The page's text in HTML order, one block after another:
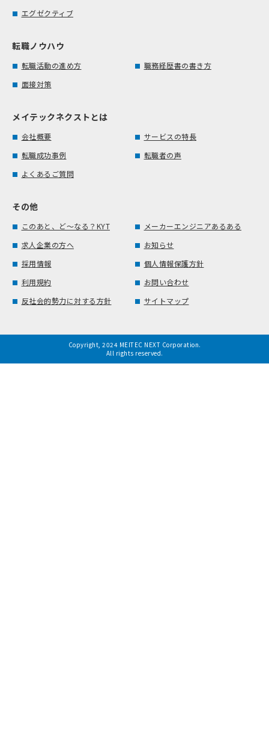
エグゼクティブ
転職ノウハウ
転職活動の進め方
職務経歴書の書き方
面接対策
メイテックネクストとは
会社概要
サービスの特長
転職成功事例
転職者の声
よくあるご質問
その他
このあと、ど～なる？KYT
メーカーエンジニアあるある
求人企業の方へ
お知らせ
採用情報
個人情報保護方針
利用規約
お問い合わせ
反社会的勢力に対する方針
サイトマップ
Copyright, 2024 MEITEC NEXT Corporation.
All rights reserved.